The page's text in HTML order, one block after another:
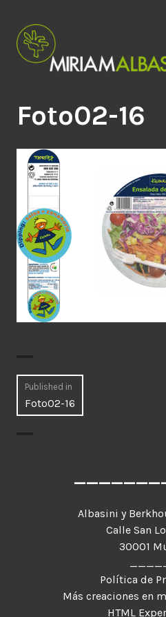
contenido
Estudio Miriam
Foto02-16
Navegación
de
Published in
Foto02-16
Albasini y
Calle San
30001
Política de
Más creaciones en
HTML